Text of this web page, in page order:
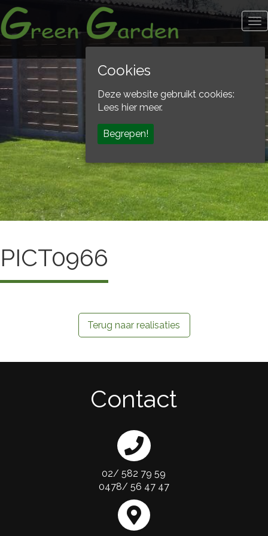
PICT0966
Terug naar realisaties
Contact
02/ 582 79 59
0478/ 56 47 47
Cookies
Deze website gebruikt cookies:
Lees hier meer.
Begrepen!